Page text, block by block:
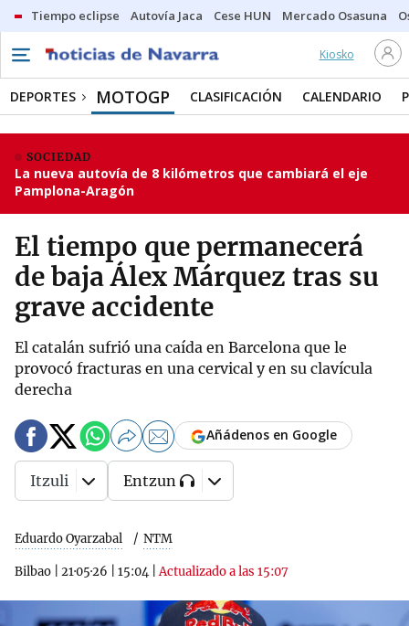
Tiempo eclipse Autovía Jaca Cese HUN Mercado Osasuna
Kiosko
DEPORTES MOTOGP CLASIFICACIÓN CALENDARIO
SOCIEDAD
La nueva autovía de 8 kilómetros que cambiará el eje
Pamplona-Aragón
El tiempo que permanecerá
de baja Álex Márquez tras su
grave accidente
El catalán sufrió una caída en Barcelona que le
provocó fracturas en una cervical y en su clavícula
derecha
Eduardo Oyarzabal NTM
Bilbao 21·05·26 15:04 |Actualizado a las 15:07
Añádenos en Google
Itzuli Entzun